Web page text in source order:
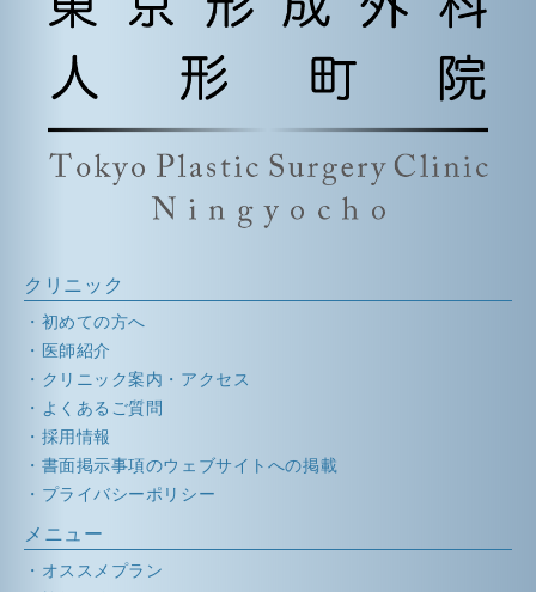
クリニック
初めての方へ
医師紹介
クリニック案内・アクセス
よくあるご質問
採用情報
書面掲示事項のウェブサイトへの掲載
プライバシーポリシー
メニュー
オススメプラン